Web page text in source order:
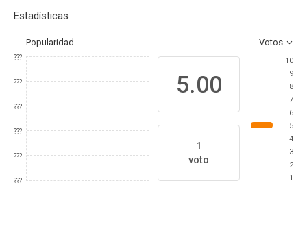
Estadísticas
Popularidad Votos
???
???
???
???
???
???
5.00
1
voto
10
9
8
7
6
5
4
3
2
1